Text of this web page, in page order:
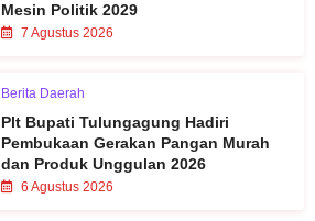
Mesin Politik 2029
7 Agustus 2026
Berita Daerah
Plt Bupati Tulungagung Hadiri
Pembukaan Gerakan Pangan Murah
dan Produk Unggulan 2026
6 Agustus 2026